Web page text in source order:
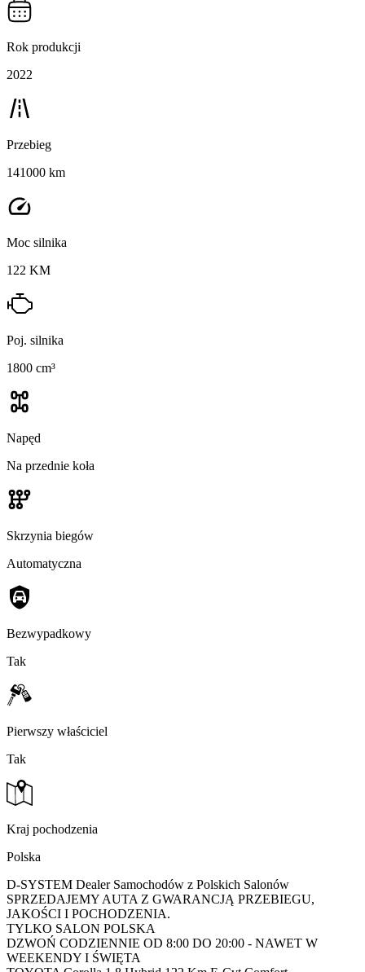
Rok produkcji
2022
Przebieg
141000 km
Moc silnika
122 KM
Poj. silnika
1800 cm³
Napęd
Na przednie koła
Skrzynia biegów
Automatyczna
Bezwypadkowy
Tak
Pierwszy właściciel
Tak
Kraj pochodzenia
Polska
D-SYSTEM Dealer Samochodów z Polskich Salonów
SPRZEDAJEMY AUTA Z GWARANCJĄ PRZEBIEGU,
JAKOŚCI I POCHODZENIA.
TYLKO SALON POLSKA
DZWOŃ CODZIENNIE OD 8:00 DO 20:00 - NAWET W
WEEKENDY I ŚWIĘTA